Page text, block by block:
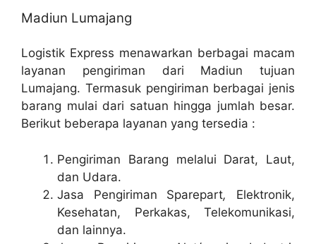
Madiun Lumajang
Logistik Express menawarkan berbagai macam
layanan pengiriman dari Madiun tujuan
Lumajang. Termasuk pengiriman berbagai jenis
barang mulai dari satuan hingga jumlah besar.
Berikut beberapa layanan yang tersedia :
Pengiriman Barang melalui Darat, Laut,
dan Udara.
Jasa Pengiriman Sparepart,
Elektronik,
Kesehatan, Perkakas, Telekomunikasi,
dan lainnya.